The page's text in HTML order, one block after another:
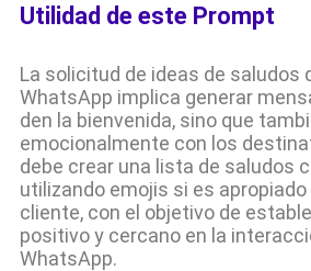
Utilidad de este Prompt
La solicitud de ideas de saludos
WhatsApp implica generar
den la bienvenida, sino que
emocionalmente con los
debe crear una lista de saludos
utilizando emojis si es apropiado
cliente, con el objetivo de
positivo y cercano en la
WhatsApp.